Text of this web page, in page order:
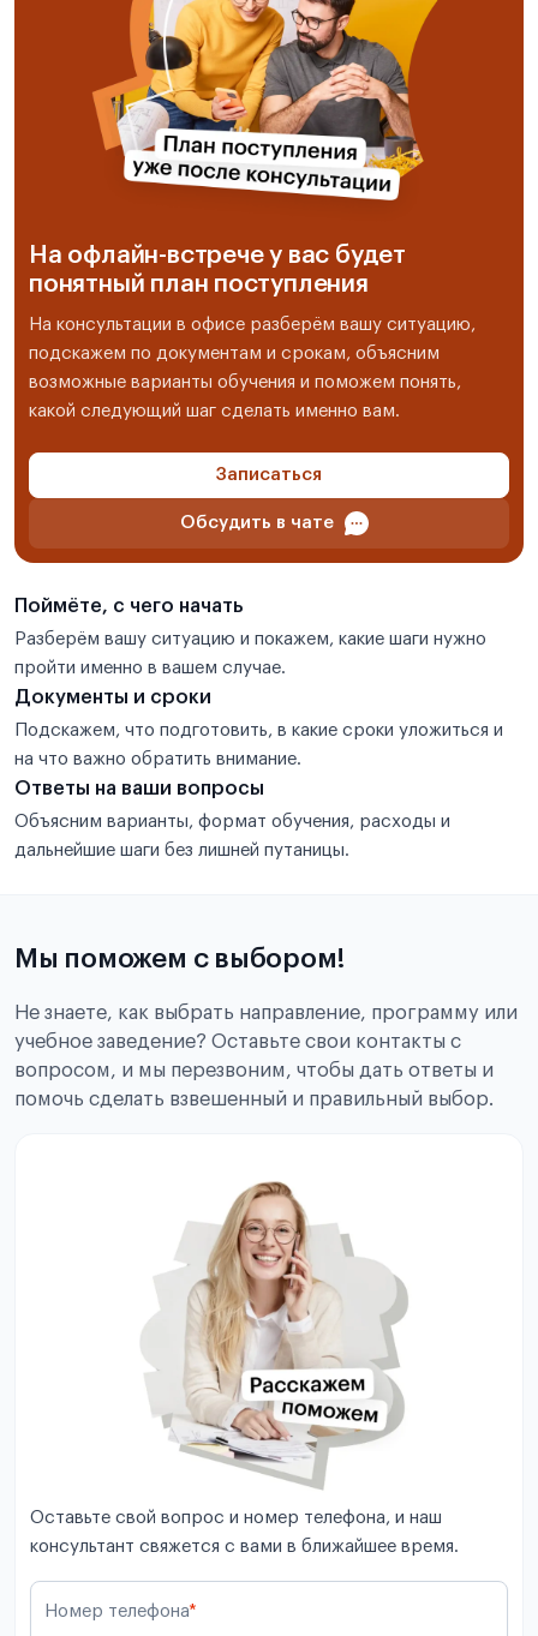
На офлайн-встрече у вас будет
понятный план поступления
На консультации в офисе разберём вашу ситуацию,
подскажем по документам и срокам, объясним
возможные варианты обучения и поможем понять,
какой следующий шаг сделать именно вам.
Записаться
Обсудить в чате
Поймёте, с чего начать
Разберём вашу ситуацию и покажем, какие шаги нужно
пройти именно в вашем случае.
Документы и сроки
Подскажем, что подготовить, в какие сроки уложиться и
на что важно обратить внимание.
Ответы на ваши вопросы
Объясним варианты, формат обучения, расходы и
дальнейшие шаги без лишней путаницы.
Мы поможем с выбором!
Не знаете, как выбрать направление, программу или
учебное заведение? Оставьте свои контакты с
вопросом, и мы перезвоним, чтобы дать ответы и
помочь сделать взвешенный и правильный выбор.
Оставьте свой вопрос и номер телефона, и наш
консультант свяжется с вами в ближайшее время.
Номер телефона*